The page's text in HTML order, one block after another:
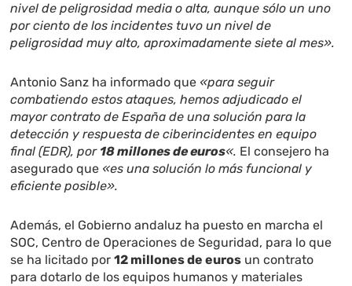
nivel de peligrosidad media o alta, aunque sólo un uno
por ciento de los incidentes tuvo un nivel de
peligrosidad muy alto, aproximadamente siete al mes».
Antonio Sanz ha informado que «para seguir
combatiendo estos ataques, hemos adjudicado el
mayor contrato de España de una solución para la
detección y respuesta de ciberincidentes en equipo
final (EDR), por 18 millones de euros«. El consejero ha
asegurado que «es una solución lo más funcional y
eficiente posible».
Además, el Gobierno andaluz ha puesto en marcha el
SOC, Centro de Operaciones de Seguridad, para lo que
se ha licitado por12 millones de euros un contrato
para dotarlo de los equipos humanos y materiales